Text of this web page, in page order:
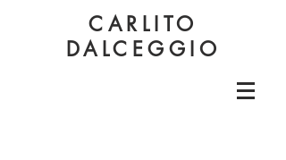
CARLITO
DALCEGGIO